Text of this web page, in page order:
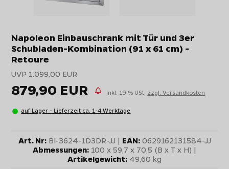
Napoleon Einbauschrank mit Tür und 3er
Schubladen-Kombination (91 x 61 cm) -
Retoure
UVP 1.099,00 EUR
879,90 EUR inkl. 19 % USt, zzgl. Versandkosten
auf Lager - Lieferzeit ca. 1-4 Werktage
Art. Nr:BI-3624-1D3DR-JJ | EAN:0629162131584-JJ
Abmessungen: 100 x 59,7 x 70,5 (B x T x H) |
Artikelgewicht: 49,60 kg